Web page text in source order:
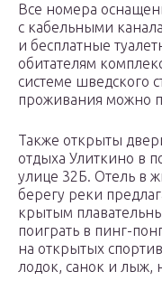
Все номера
с кабельными
и бесплатные
обитателям
системе шведского
проживания можно
Также открыты
отдыха Улиткино в
улице 32Б. Отель в
берегу реки
крытым
поиграть в пинг-
на открытых
лодок, санок и лыж,